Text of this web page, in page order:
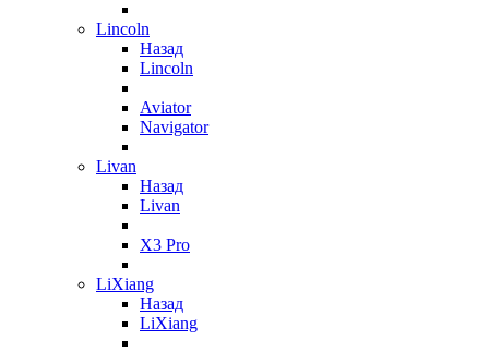
Lincoln
Назад
Lincoln
Aviator
Navigator
Livan
Назад
Livan
X3 Pro
LiXiang
Назад
LiXiang